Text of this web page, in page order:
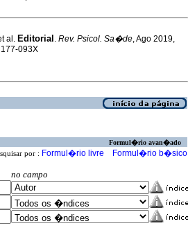
al. Editorial . Rev. Psicol. Sa�de, Ago 2019,
093X
Formul�rio avan�ado
por : Formul�rio livre Formul�rio b�sico
no campo